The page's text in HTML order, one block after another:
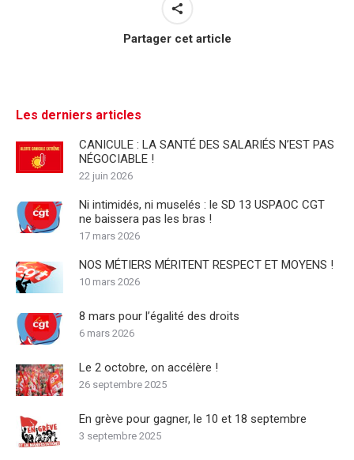
Partager cet article
Les derniers articles
CANICULE : LA SANTÉ DES SALARIÉS N’EST PAS
NÉGOCIABLE !
22 juin 2026
Ni intimidés, ni muselés : le SD 13 USPAOC CGT
ne baissera pas les bras !
17 mars 2026
NOS MÉTIERS MÉRITENT RESPECT ET MOYENS !
10 mars 2026
8 mars pour l’égalité des droits
6 mars 2026
Le 2 octobre, on accélère !
26 septembre 2025
En grève pour gagner, le 10 et 18 septembre
3 septembre 2025